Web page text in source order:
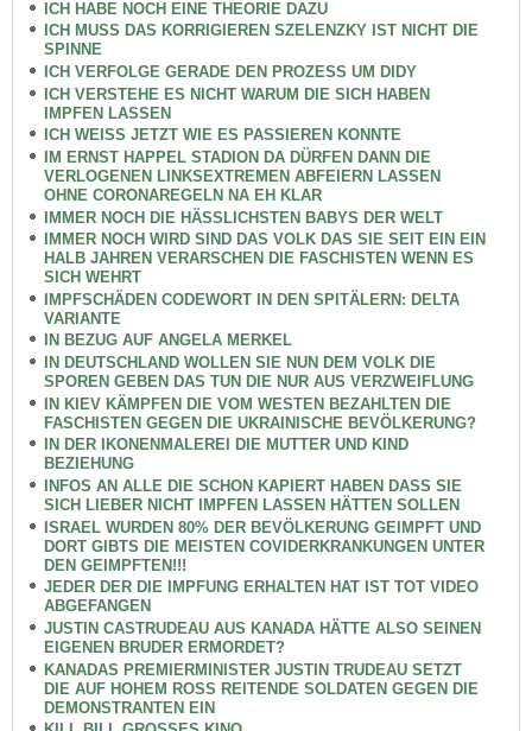
ICH HABE NOCH EINE THEORIE DAZU
ICH MUSS DAS KORRIGIEREN SZELENZKY IST NICHT DIE
SPINNE
ICH VERFOLGE GERADE DEN PROZESS UM DIDY
ICH VERSTEHE ES NICHT WARUM DIE SICH HABEN
IMPFEN LASSEN
ICH WEISS JETZT WIE ES PASSIEREN KONNTE
IM ERNST HAPPEL STADION DA DÜRFEN DANN DIE
VERLOGENEN LINKSEXTREMEN ABFEIERN LASSEN
OHNE CORONAREGELN NA EH KLAR
IMMER NOCH DIE HÄSSLICHSTEN BABYS DER WELT
IMMER NOCH WIRD SIND DAS VOLK DAS SIE SEIT EIN EIN
HALB JAHREN VERARSCHEN DIE FASCHISTEN WENN ES
SICH WEHRT
IMPFSCHÄDEN CODEWORT IN DEN SPITÄLERN: DELTA
VARIANTE
IN BEZUG AUF ANGELA MERKEL
IN DEUTSCHLAND WOLLEN SIE NUN DEM VOLK DIE
SPOREN GEBEN DAS TUN DIE NUR AUS VERZWEIFLUNG
IN KIEV KÄMPFEN DIE VOM WESTEN BEZAHLTEN DIE
FASCHISTEN GEGEN DIE UKRAINISCHE BEVÖLKERUNG?
IN DER IKONENMALEREI DIE MUTTER UND KIND
BEZIEHUNG
INFOS AN ALLE DIE SCHON KAPIERT HABEN DASS SIE
SICH LIEBER NICHT IMPFEN LASSEN HÄTTEN SOLLEN
ISRAEL WURDEN 80% DER BEVÖLKERUNG GEIMPFT UND
DORT GIBTS DIE MEISTEN COVIDERKRANKUNGEN UNTER
DEN GEIMPFTEN!!!
JEDER DER DIE IMPFUNG ERHALTEN HAT IST TOT VIDEO
ABGEFANGEN
JUSTIN CASTRUDEAU AUS KANADA HÄTTE ALSO SEINEN
EIGENEN BRUDER ERMORDET?
KANADAS PREMIERMINISTER JUSTIN TRUDEAU SETZT
DIE AUF HOHEM ROSS REITENDE SOLDATEN GEGEN DIE
DEMONSTRANTEN EIN